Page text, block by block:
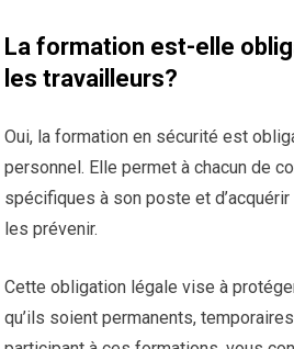
La formation est-elle
les travailleurs?
Oui, la formation en sécurité est
personnel. Elle permet à chacun de
spécifiques à son poste et
les prévenir.
Cette obligation légale vise à
qu’ils soient permanents,